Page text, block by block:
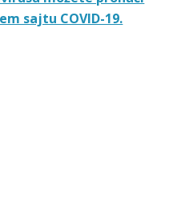
sajtu COVID-19.